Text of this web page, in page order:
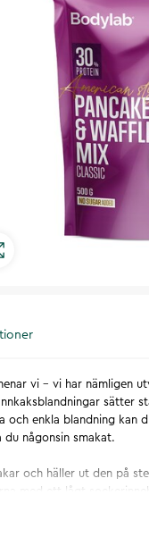
vi - vi har nämligen
sätter
enkla blandning kan
någonsin smakat.
och häller ut den på
med ett lågt